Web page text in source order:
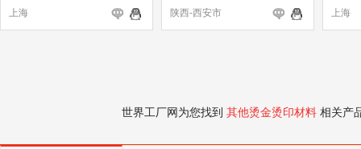
上海
陕西-西安市 上海
世界工厂网为您找到 其他烫金烫印材料 相关产